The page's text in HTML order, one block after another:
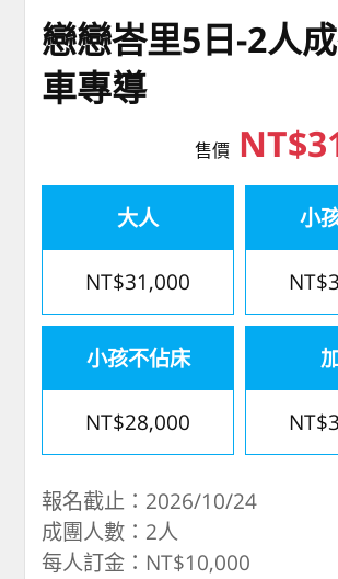
戀戀峇里5日-2人
車專導
售價
大人
NT$31,000
小
小孩不佔床
NT$28,000
報名截止：2026/10/24
成團人數：2人
每人訂金：NT$10,000